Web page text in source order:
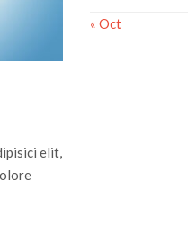
elit,
« Oct